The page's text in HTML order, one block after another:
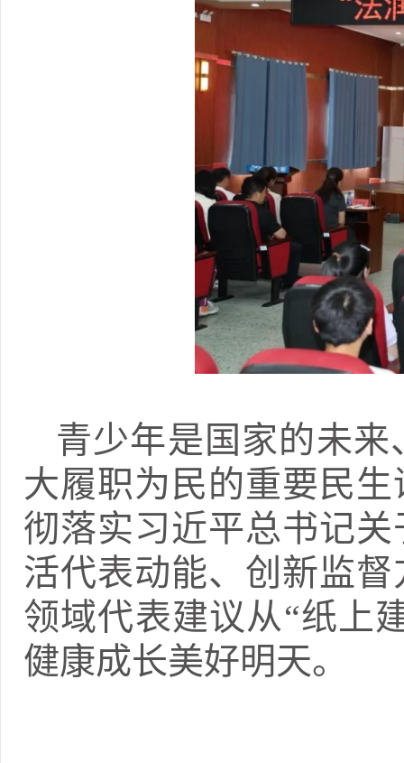
青少年是国家的未
大履职为民的重要民
彻落实习近平总书记
活代表动能、创新监
领域代表建议从“纸上
健康成长美好明天。